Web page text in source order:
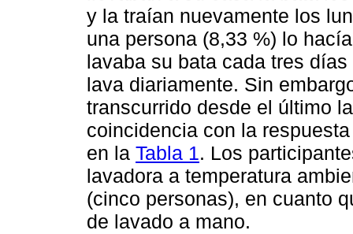
y la traían nuevamente los
una persona (8,33 %) lo
lavaba su bata cada tres
lava diariamente. Sin
transcurrido desde el último
coincidencia con la
en la Tabla 1. Los
lavadora a temperatura
(cinco personas), en cuanto
de lavado a mano.